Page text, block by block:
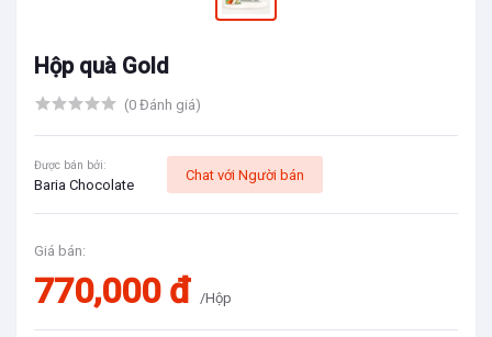
Hộp quà Gold
(0 Đánh giá)
Được bán bởi:
Baria Chocolate
Chat với Người bán
Giá bán:
770,000 đ /Hộp